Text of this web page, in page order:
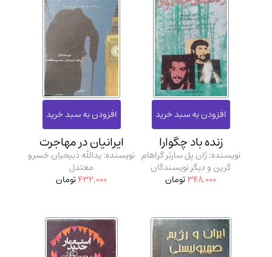
زنده باد چگوارا
نویسنده: ژان پل سارتر گراهام
گرین و دیگر نویسندگان
348,000تومان
ایرانیان در مهاجرت
نویسنده: یدالله ذبیحیان خسرو
معتدل
432,000تومان